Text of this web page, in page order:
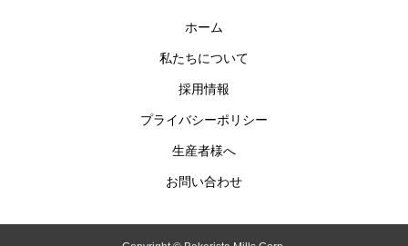
ホーム
私たちについて
採用情報
プライバシーポリシー
生産者様へ
お問い合わせ